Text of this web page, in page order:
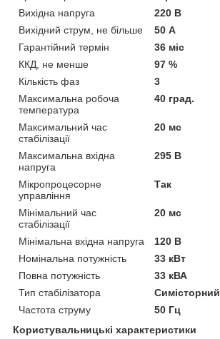
Вихідна напруга
220 В
Вихідний струм, не більше
50 А
Гарантійний термін
36 міс
ККД, не менше
97 %
Кількість фаз
3
Максимальна робоча
температура
40 град.
Максимальний час
стабілізації
20 мс
Максимальна вхідна
напруга
295 В
Мікропроцесорне
управління
Так
Мінімальний час
стабілізації
20 мс
Мінімальна вхідна напруга
120 В
Номінальна потужність
33 кВт
Повна потужність
33 кВА
Тип стабілізатора
Симісторний
Частота струму
50 Гц
Користувальницькі характеристики